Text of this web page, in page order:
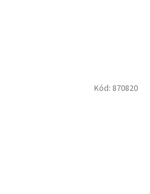
Kód: 870820